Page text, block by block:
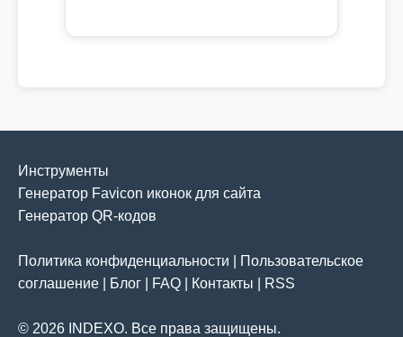
Инструменты
Генератор Favicon иконок для сайта
Генератор QR-кодов
Политика конфиденциальности
Пользовательское
соглашение
Блог FAQ Контакты RSS
© 2026 INDEXO. Все права защищены.